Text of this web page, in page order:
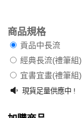
商品規格
貢品中長流
經典長流(禮筆組)
宜書宜畫(禮筆組)
現貨足量供應中 !